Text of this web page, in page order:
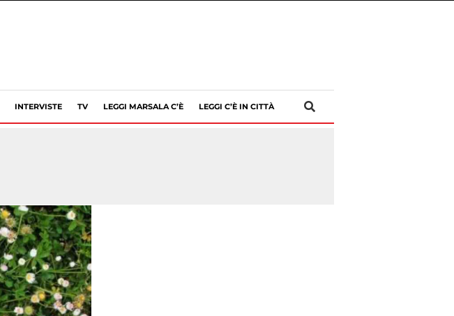
INTERVISTE TV LEGGI MARSALA C’È LEGGI C’È IN CITTÀ